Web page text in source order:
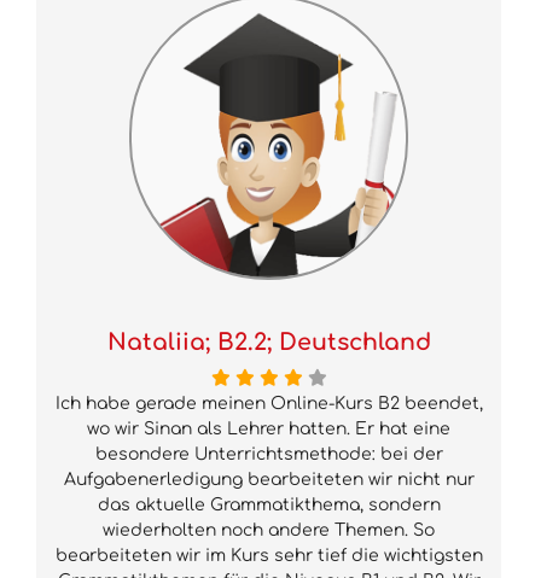
Nataliia; B2.2; Deutschland
Ich habe gerade meinen Online-Kurs B2 beendet,
wo wir Sinan als Lehrer hatten. Er hat eine
besondere Unterrichtsmethode: bei der
Aufgabenerledigung bearbeiteten wir nicht nur
das aktuelle Grammatikthema, sondern
wiederholten noch andere Themen. So
bearbeiteten wir im Kurs sehr tief die wichtigsten